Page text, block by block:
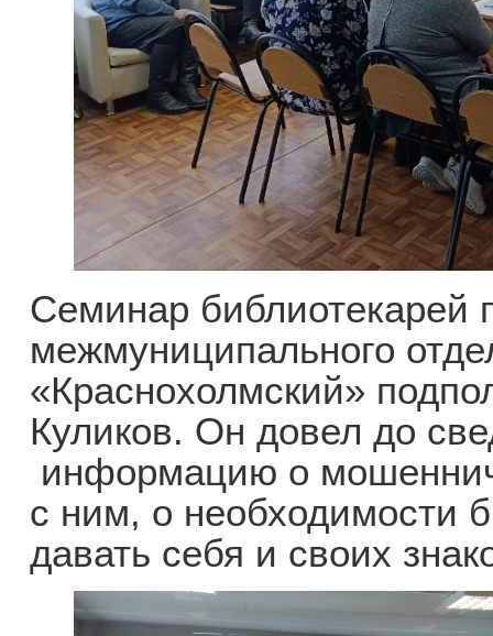
Семинар библиотекарей
межмуниципального
«Краснохолмский»
Куликов. Он довел до
информацию о
с ним, о необходимости
давать себя и своих